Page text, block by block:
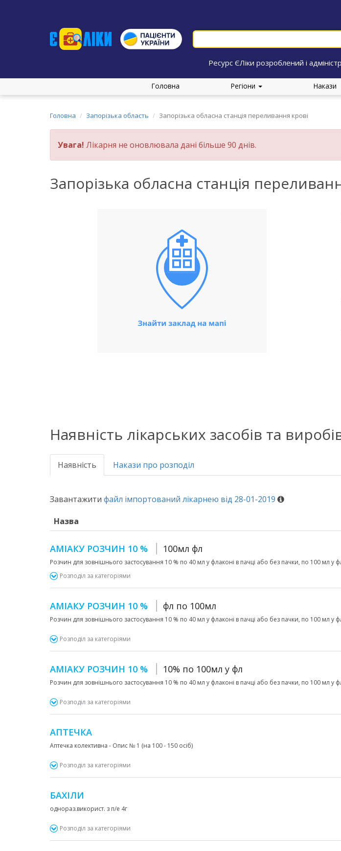
Ресурс ЄЛіки розроблений і
Головна Регіони Накази
Головна Запорізька область Запорізька обласна станція переливання крові
Увага! Лікарня не оновлювала дані більше 90 днів.
Запорізька обласна станція
Наявність лікарських засобів та
Наявність Накази про розподіл
Завантажити файл імпортований лікарнею від 28-01-2019
Назва
АМІАКУ РОЗЧИН 10 % 100мл фл
Розчин для зовнішнього застосування 10 % по 40 мл у флаконі в пачці або без пачки, по 100 мл у
Розподіл за категоріями
АМІАКУ РОЗЧИН 10 % фл по 100мл
Розчин для зовнішнього застосування 10 % по 40 мл у флаконі в пачці або без пачки, по 100 мл у
Розподіл за категоріями
АМІАКУ РОЗЧИН 10 % 10% по 100мл у фл
Розчин для зовнішнього застосування 10 % по 40 мл у флаконі в пачці або без пачки, по 100 мл у
Розподіл за категоріями
АПТЕЧКА
Аптечка колективна - Опис № 1 (на 100 - 150 осіб)
Розподіл за категоріями
БАХІЛИ
однораз.використ. з п/е 4г
Розподіл за категоріями